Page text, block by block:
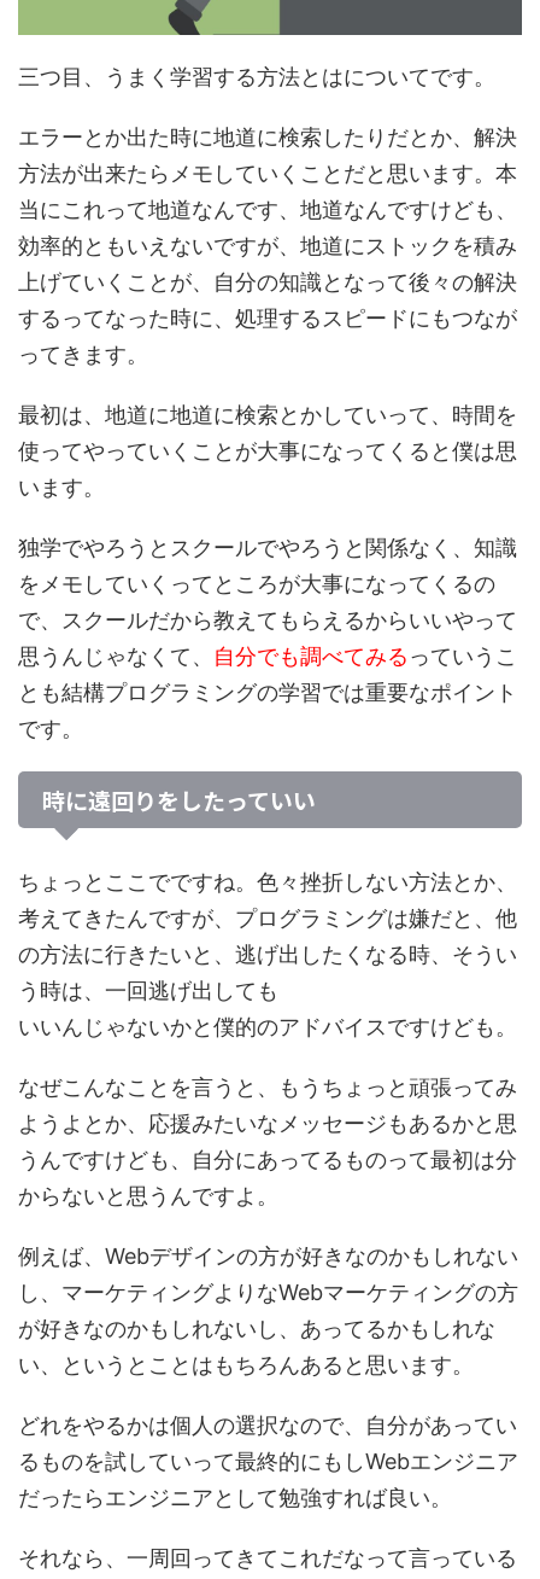
三つ目、うまく学習する方法とはについてです。
エラーとか出た時に地道に検索したりだとか、 解決
方法が出来たらメモ していくことだと思います。本
当にこれって地道なんです、地道なんですけども、
効率的ともいえないですが、 地道にストックを積み
上げていくことが、自分の知識となって後々の解決
するってなった時に、処理するスピードにもつなが
ってきます。
最初は、地道に地道に検索とかしていって、 時間を
使ってやっていくことが大事になってくると僕は思
います。
独学でやろうとスクールでやろうと関係なく、知識
をメモしていくってところが大事になってくるの
で、スクールだから教えてもらえるからいいやって
思うんじゃなくて、 自分でも調べてみるっていうこ
とも結構プログラミングの学習では重要なポイント
です。
時に遠回りをしたっていい
ちょっとここでですね。色々挫折しない方法とか、
考えてきたんですが、プログラミングは嫌だと、他
の方法に行きたいと、逃げ出したくなる時、そうい
う時は、 一回逃げ出しても
いいんじゃないかと僕的のアドバイスですけども。
なぜこんなことを言うと、もうちょっと頑張ってみ
ようよとか、応援みたいなメッセージもあるかと思
うんですけども、 自分にあってるものって最初は分
からないと思うんですよ。
例えば、Webデザインの方が好きなのかもしれない
し、マーケティングよりなWebマーケティングの方
が好きなのかもしれないし、あってるかもしれな
い、というとことはもちろんあると思います。
どれをやるかは個人の選択なので、自分があってい
るものを試していって最終的にもしWebエンジニア
だったらエンジニアとして勉強すれば良い。
それなら、一周回ってきてこれだなって言っている